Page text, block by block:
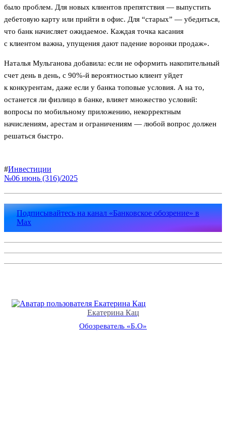
было проблем. Для новых клиентов препятствия — выпустить
дебетовую карту или прийти в офис. Для “старых” — убедиться,
что банк начисляет ожидаемое. Каждая точка касания
с клиентом важна, упущения дают падение воронки продаж».
Наталья Мульганова добавила: если не оформить накопительный
счет день в день, с 90%-й вероятностью клиент уйдет
к конкурентам, даже если у банка топовые условия. А на то,
останется ли физлицо в банке, влияет множество условий:
вопросы по мобильному приложению, некорректным
начислениям, арестам и ограничениям — любой вопрос должен
решаться быстро.
#Инвестиции
№06 июнь (316)/2025
Подписывайтесь на канал «Банковское обозрение» в
Max
Екатерина Кац
Обозреватель «Б.О»